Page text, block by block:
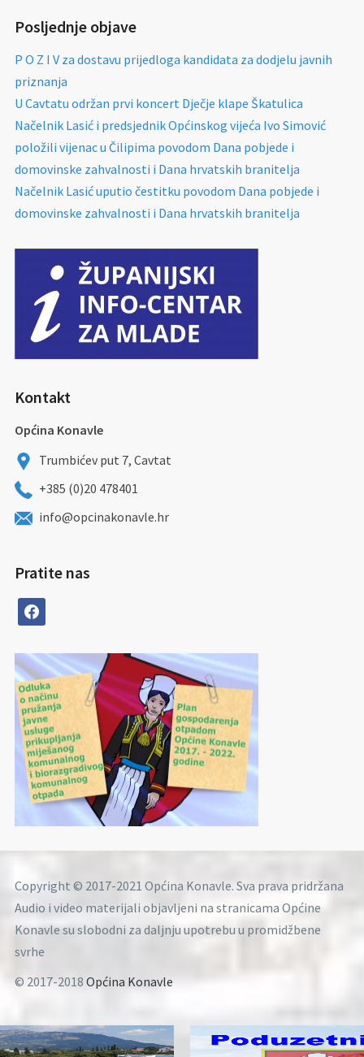
Posljednje objave
P O Z I V za dostavu prijedloga kandidata za dodjelu javnih
priznanja
U Cavtatu održan prvi koncert Dječje klape Škatulica
Načelnik Lasić i predsjednik Općinskog vijeća Ivo Simović
položili vijenac u Čilipima povodom Dana pobjede i
domovinske zahvalnosti i Dana hrvatskih branitelja
Načelnik Lasić uputio čestitku povodom Dana pobjede i
domovinske zahvalnosti i Dana hrvatskih branitelja
Kontakt
Općina Konavle
Trumbićev put 7, Cavtat
+385 (0)20 478401
info@opcinakonavle.hr
Pratite nas
facebook
Copyright © 2017-2021 Općina Konavle. Sva prava pridržana
Audio i video materijali objavljeni na stranicama Općine
Konavle su slobodni za daljnju upotrebu u promidžbene
svrhe
© 2017-2018 Općina Konavle